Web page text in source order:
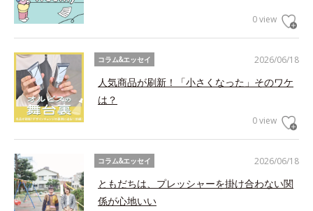
0 view
2026/06/18
コラム&エッセイ
人気商品が刷新！「小さくなった」そのワケ
は？
0 view
2026/06/18
コラム&エッセイ
ともだちは、プレッシャーを掛け合わない関
係が心地いい